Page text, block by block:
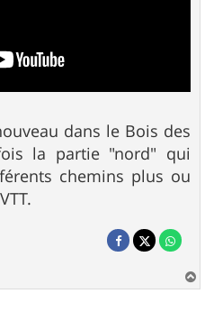
dans le Bois des
la partie "nord" qui
chemins plus ou
a